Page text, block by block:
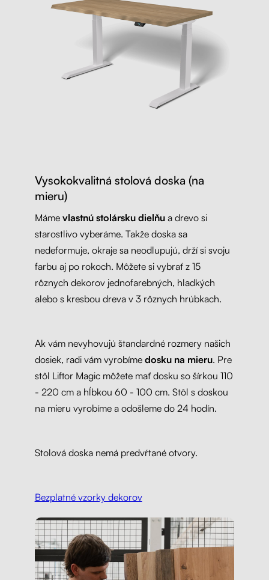
Vysokokvalitná stolová doska (na
mieru)
Máme vlastnú stolársku dielňua drevo si
starostlivo vyberáme. Takže doska sa
nedeformuje, okraje sa neodlupujú, drží si svoju
farbu aj po rokoch. Môžete si vybrať z 15
rôznych dekorov jednofarebných, hladkých
alebo s kresbou dreva v 3 rôznych hrúbkach.
Ak vám nevyhovujú štandardné rozmery našich
dosiek, radi vám vyrobíme dosku na mieru. Pre
stôl Liftor Magic môžete mať dosku so šírkou 110
- 220 cm a hĺbkou 60 - 100 cm. Stôl s doskou
na mieru vyrobíme a odošleme do 24 hodín.
Stolová doska nemá predvŕtané otvory.
Bezplatné vzorky dekorov